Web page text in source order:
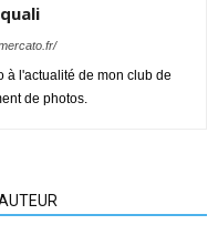
à l'actualité de mon club de
de photos.